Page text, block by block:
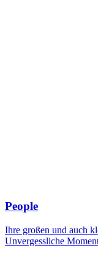
People
Ihre großen und auch
Unvergessliche